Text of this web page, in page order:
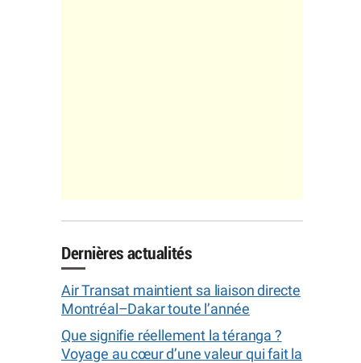
Dernières actualités
Air Transat maintient sa liaison directe
Montréal–Dakar toute l’année
Que signifie réellement la téranga ?
Voyage au cœur d’une valeur qui fait la